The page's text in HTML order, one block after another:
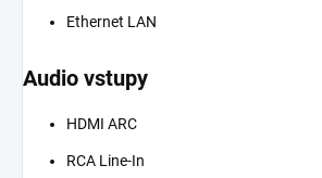
Ethernet LAN
Audio vstupy
HDMI ARC
RCA Line-In